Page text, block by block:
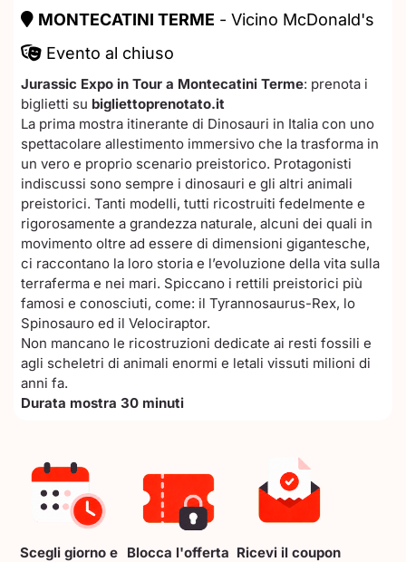
MONTECATINI TERME - Vicino McDonald's
Evento al chiuso
Jurassic Expo in Tour a Montecatini Terme: prenota i
biglietti su bigliettoprenotato.it
La prima mostra itinerante di Dinosauri in Italia con uno
spettacolare allestimento immersivo che la trasforma in
un vero e proprio scenario preistorico. Protagonisti
indiscussi sono sempre i dinosauri e gli altri animali
preistorici. Tanti modelli, tutti ricostruiti fedelmente e
rigorosamente a grandezza naturale, alcuni dei quali in
movimento oltre ad essere di dimensioni gigantesche,
ci raccontano la loro storia e l’evoluzione della vita sulla
terraferma e nei mari. Spiccano i rettili preistorici più
famosi e conosciuti, come: il Tyrannosaurus-Rex, lo
Spinosauro ed il Velociraptor.
Non mancano le ricostruzioni dedicate ai resti fossili e
agli scheletri di animali enormi e letali vissuti milioni di
anni fa.
Durata mostra 30 minuti
Scegli giorno e Blocca l'offerta Ricevi il coupon